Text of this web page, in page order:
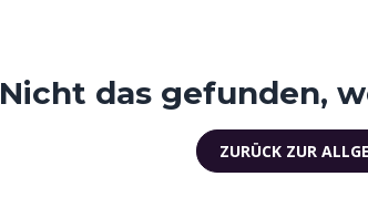
Nicht das gefunden,
ZURÜCK ZUR